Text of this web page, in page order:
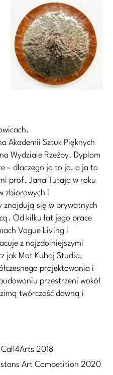
Akademii Sztuk Pięknych
Wydziale Rzeźby. Dyplom
– dlaczego ja to ja, a ja to
prof. Jana Tutaja w roku
zbiorowych i
znajdują się w prywatnych
Od kilku lat jego prace
Vogue Living i
z najzdolniejszymi
jak Mat Kubaj Studio,
projektowania i
przestrzeni wokół
twórczość dawną i
2018
Art Competition 2020